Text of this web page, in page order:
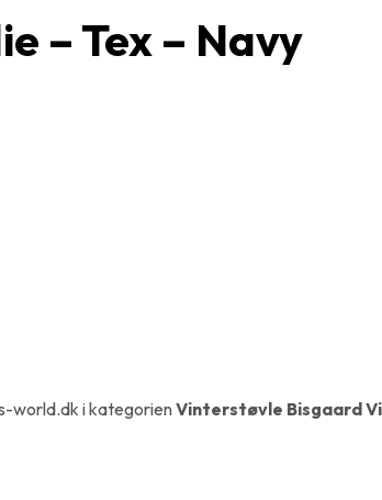
– Tex – Navy
world.dk i kategorienVinterstøvle Bisgaard